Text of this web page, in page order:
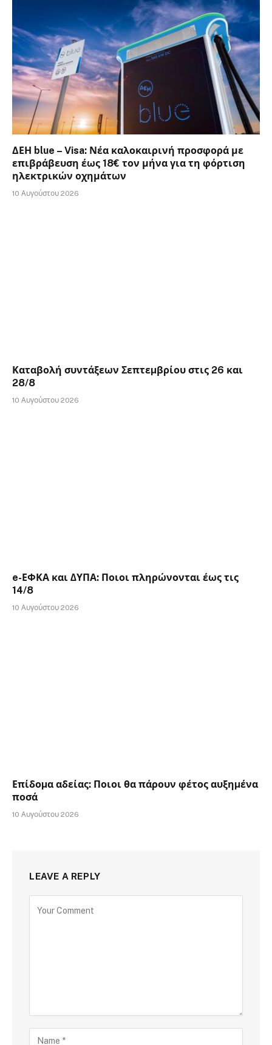
ΔΕΗ blue – Visa: Νέα καλοκαιρινή προσφορά με
επιβράβευση έως 18€ τον μήνα για τη φόρτιση
ηλεκτρικών οχημάτων
10 Αυγούστου 2026
Καταβολή συντάξεων Σεπτεµβρίου στις 26 και
28/8
10 Αυγούστου 2026
e-ΕΦΚΑ και ∆ΥΠΑ: Ποιοι πληρώνονται έως τις
14/8
10 Αυγούστου 2026
Επίδοµα αδείας: Ποιοι θα πάρουν φέτος αυξηµένα
ποσά
10 Αυγούστου 2026
LEAVE A REPLY